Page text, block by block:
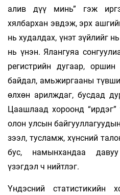
алив дүү минь” гэж
хялбархан эвдэж, эрх
нь худалдах, үнэт зүйлийг
нь үнэн. Ялангуяа
регистрийн дугаар,
байдал, амьжиргааны
өлхөн арилждаг, бусдад
Цаашлаад хороонд “ирдэг”
олон улсын
зээл, тусламж, хүнсний
бус, намынхандаа давуу
үзэгдэл ч нийтлэг.
Үндэсний статистикийн